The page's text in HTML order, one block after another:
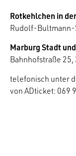
Rotkehlchen in
Rudolf-Bultmann-
Marburg Stadt
Bahnhofstraße
telefonisch unter
von ADticket: 069